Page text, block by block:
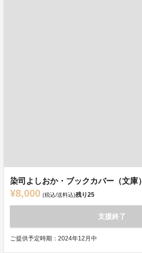
染司よしおか・ブックカバー（文庫
¥8,000 (税込/送料込)残り25
支援終了
ご提供予定時期：2024年12月中